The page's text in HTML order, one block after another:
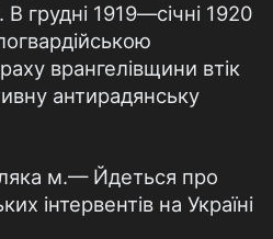
В грудні 1919—січні 1920
врангелівщини втік
антирадянську
м.— Йдеться про
інтервентів на Україні